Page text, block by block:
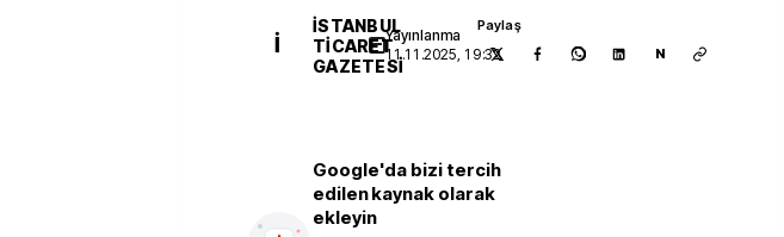
İ
İSTANBUL
TICARET
GAZETESI
Yayınlanma
11.11.2025, 19:32
Paylaş
N
Google'da bizi tercih
edilen kaynak olarak
ekleyin